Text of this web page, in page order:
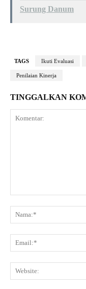
Surung Danum
TAGS Ikuti Evaluasi
Penilaian Kinerja
TINGGALKAN